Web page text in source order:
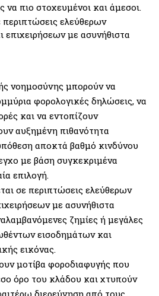
πιο στοχευμένοι και άμεσοι.
ελεύθερων
επιχειρήσεων με ασυνήθιστα
νοημοσύνης μπορούν να
φορολογικές δηλώσεις, να
και να εντοπίζουν
αυξημένη πιθανότητα
αποκτά βαθμό κινδύνου
με βάση συγκεκριμένα
επιλογή.
σε περιπτώσεις ελεύθερων
με ασυνήθιστα
ζημίες ή μεγάλες
εισοδημάτων και
εικόνας.
μοτίβα φοροδιαφυγής που
όρο του κλάδου και χτυπούν